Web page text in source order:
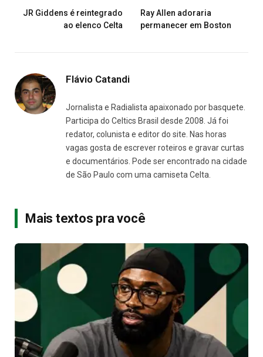
JR Giddens é reintegrado
ao elenco Celta
Ray Allen adoraria
permanecer em Boston
Flávio Catandi
Jornalista e Radialista apaixonado por basquete.
Participa do Celtics Brasil desde 2008. Já foi
redator, colunista e editor do site. Nas horas
vagas gosta de escrever roteiros e gravar curtas
e documentários. Pode ser encontrado na cidade
de São Paulo com uma camiseta Celta.
Mais textos pra você